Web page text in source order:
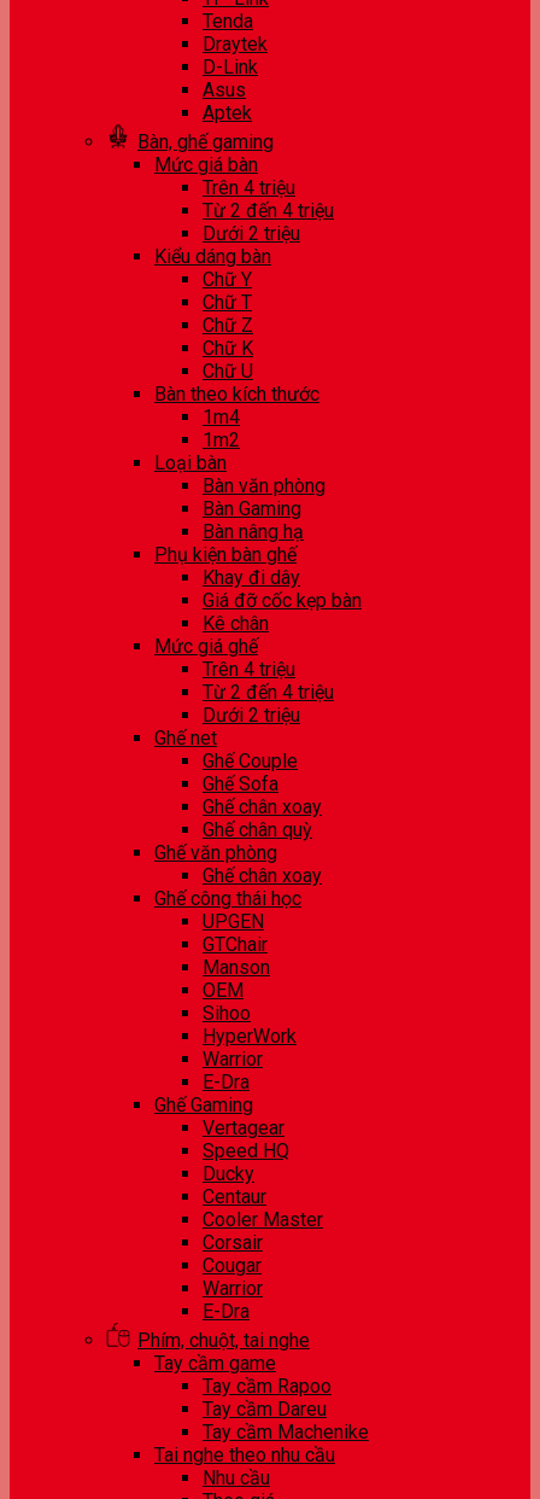
Tenda
Draytek
D-Link
Asus
Aptek
Bàn, ghế gaming
Mức giá bàn
Trên 4 triệu
Từ 2 đến 4 triệu
Dưới 2 triệu
Kiểu dáng bàn
Chữ Y
Chữ T
Chữ Z
Chữ K
Chữ U
Bàn theo kích thước
1m4
1m2
Loại bàn
Bàn văn phòng
Bàn Gaming
Bàn nâng hạ
Phụ kiện bàn ghế
Khay đi dây
Giá đỡ cốc kẹp bàn
Kê chân
Mức giá ghế
Trên 4 triệu
Từ 2 đến 4 triệu
Dưới 2 triệu
Ghế net
Ghế Couple
Ghế Sofa
Ghế chân xoay
Ghế chân quỳ
Ghế văn phòng
Ghế chân xoay
Ghế công thái học
UPGEN
GTChair
Manson
OEM
Sihoo
HyperWork
Warrior
E-Dra
Ghế Gaming
Vertagear
Speed HQ
Ducky
Centaur
Cooler Master
Corsair
Cougar
Warrior
E-Dra
Phím, chuột, tai nghe
Tay cầm game
Tay cầm Rapoo
Tay cầm Dareu
Tay cầm Machenike
Tai nghe theo nhu cầu
Nhu cầu